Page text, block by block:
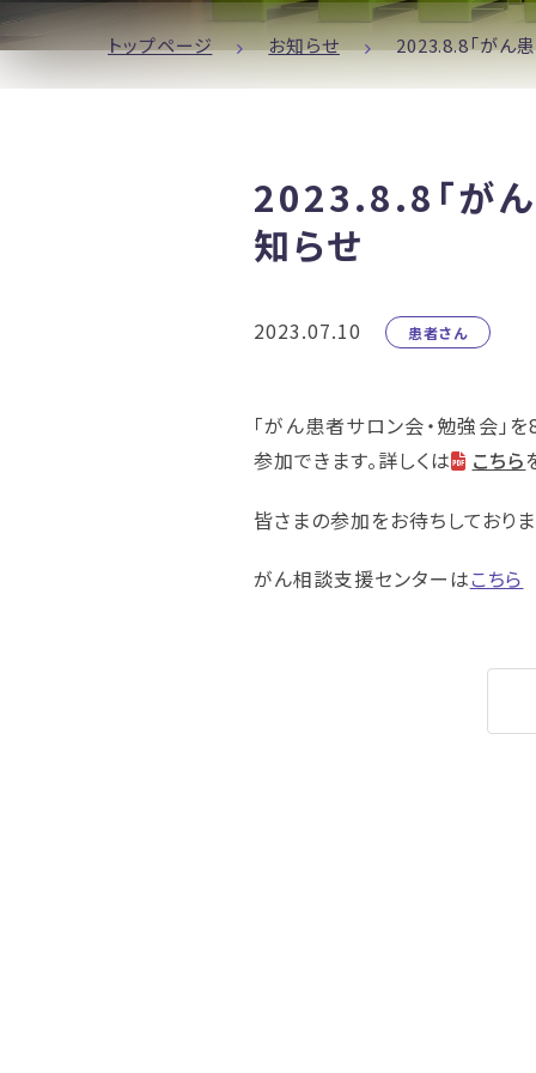
トップページ お知らせ 2023.8.8「がん
2023.8.8「がん
知らせ
2023.07.10 患者さん
「がん患者サロン会・勉強会」
参加できます。詳しくは
こちら
皆さまの参加をお待ちしておりま
がん相談支援センターはこちら